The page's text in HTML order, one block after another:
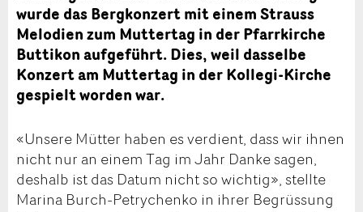
wurde das Bergkonzert mit einem Strauss
Melodien zum Muttertag in der Pfarrkirche
Buttikon aufgeführt. Dies, weil dasselbe
Konzert am Muttertag in der Kollegi-Kirche
gespielt worden war.
«Unsere Mütter haben es verdient, dass wir ihnen
nicht nur an einem Tag im Jahr Danke sagen,
deshalb ist das Datum nicht so wichtig», stellte
Marina Burch-Petrychenko in ihrer Begrüssung